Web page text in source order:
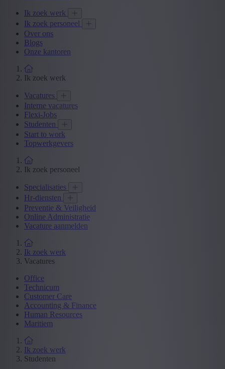
Ik zoek werk
Ik zoek personeel
Over ons
Blogs
Onze kantoren
Ik zoek werk
Vacatures
Interne vacatures
Flexi-Jobs
Studenten
Start to work
Topwerkgevers
Ik zoek personeel
Specialisaties
Hr-diensten
Preventie & Veiligheid
Online Administratie
Vacature aanmelden
Ik zoek werk
Vacatures
Office
Technicum
Customer Care
Accounting & Finance
Human Resources
Maritiem
Ik zoek werk
Studenten